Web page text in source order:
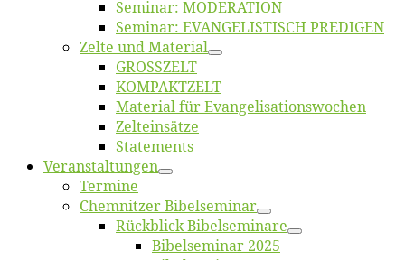
Se­mi­nar: MODERATION
Se­mi­nar: EVANGELISTISCH PREDIGEN
Zel­te und Material
GROSSZELT
KOMPAKTZELT
Ma­te­ri­al für Evangelisationswochen
Zelt­ein­sät­ze
State­ments
Ver­an­stal­tun­gen
Ter­mi­ne
Chemnit­zer Bibelseminar
Rück­blick Bibelseminare
Bi­bel­se­mi­nar 2025